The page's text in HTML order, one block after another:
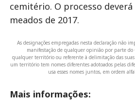
cemitério. O processo
meados de 2017.
As designações empregadas nesta declaração não
manifestação de qualquer opinião por parte do
qualquer território ou referente à delimitação das
um território tem nomes diferentes adotoados pelas
usa esses nomes juntos, em ordem
Mais informações: